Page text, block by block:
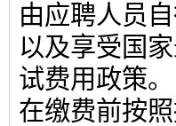
由应聘人员
以及享受国
试费用政策
在缴费前按